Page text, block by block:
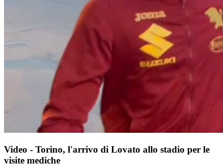
Video - Torino, l'arrivo di Lovato allo stadio per le
visite mediche